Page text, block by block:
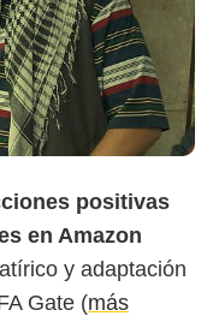
positivas
en Amazon
y adaptación
Gate (más